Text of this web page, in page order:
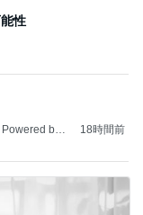
性
Powered by
18時間前